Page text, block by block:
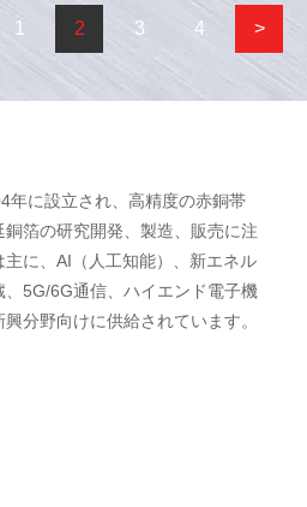
1 2 3 4 >
年に設立され、高精度の赤銅帯
箔の研究開発、製造、販売に注
に、AI（人工知能）、新エネル
5G/6G通信、ハイエンド電子機
分野向けに供給されています。